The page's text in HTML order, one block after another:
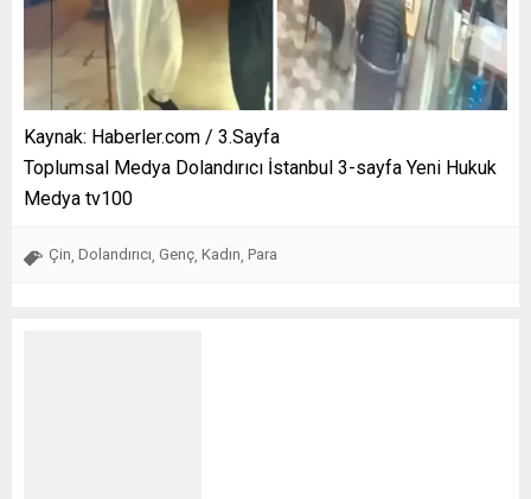
Kaynak: Haberler.com / 3.Sayfa
Toplumsal Medya Dolandırıcı İstanbul 3-sayfa Yeni Hukuk
Medya tv100
Çin Dolandırıcı Genç Kadın Para